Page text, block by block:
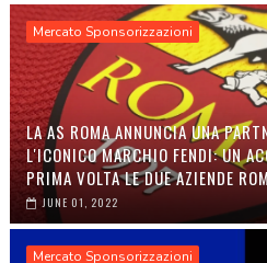
Mercato Sponsorizzazioni
LA AS ROMA ANNUNCIA UNA
L'ICONICO MARCHIO FENDI: UN
PRIMA VOLTA LE DUE AZIENDE
JUNE 01, 2022
Mercato Sponsorizzazioni